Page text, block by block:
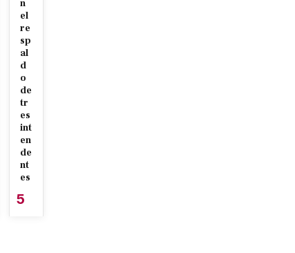
n
el
re
sp
al
d
o
de
tr
es
int
en
de
nt
es
5